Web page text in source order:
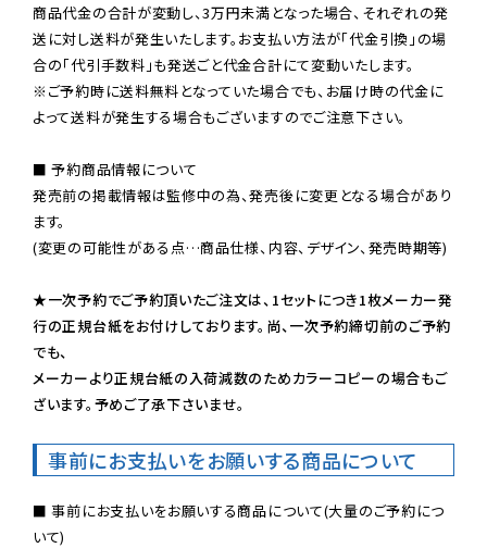
商品代金の合計が変動し、3万円未満となった場合、それぞれの発
送に対し送料が発生いたします。お支払い方法が「代金引換」の場
※ご予約時に送料無料となっていた場合でも、お届け時の代金に
よって送料が発生する場合もございますのでご注意下さい。
■ 予約商品情報について
発売前の掲載情報は監修中の為、発売後に変更となる場合があり
ます。
(変更の可能性がある点…商品仕様、内容、デザイン、発売時期等)
★一次予約でご予約頂いたご注文は、1セットにつき1枚メーカー発
行の正規台紙をお付けしております。尚、一次予約締切前のご予約
でも、
メーカーより正規台紙の入荷減数のためカラーコピーの場合もご
ざいます。予めご了承下さいませ。
事前にお支払いをお願いする商品について
■ 事前にお支払いをお願いする商品について(大量のご予約につ
いて)